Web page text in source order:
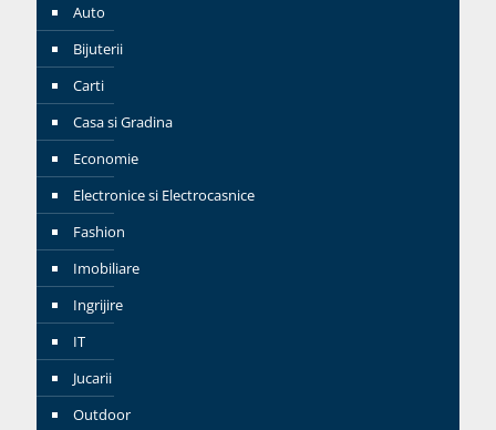
Auto
Bijuterii
Carti
Casa si Gradina
Economie
Electronice si Electrocasnice
Fashion
Imobiliare
Ingrijire
IT
Jucarii
Outdoor